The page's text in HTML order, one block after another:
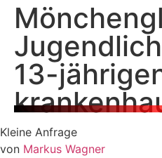
13-
Kleine Anfrage
von Markus Wagner